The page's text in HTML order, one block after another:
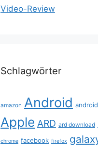
Video-Review
Schlagwörter
amazon Android
Apple ARD ard download
chrome facebook firefox